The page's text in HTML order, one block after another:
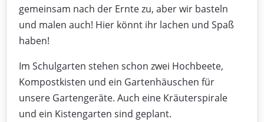
gemeinsam nach der Ernte zu, aber wir basteln
und malen auch! Hier könnt ihr lachen und Spaß
haben!
Im Schulgarten stehen schon zwei Hochbeete,
Kompostkisten und ein Gartenhäuschen für
unsere Gartengeräte. Auch eine Kräuterspirale
und ein Kistengarten sind geplant.